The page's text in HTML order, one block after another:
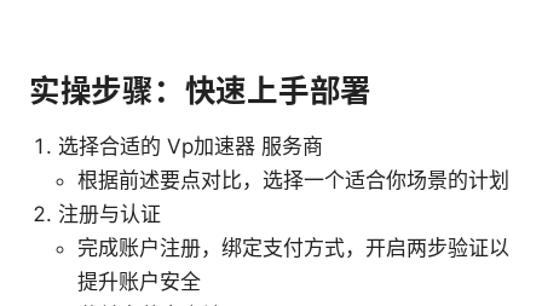
实操步骤：快速上手部署
选择合适的 Vp加速器 服务商
根据前述要点对比，选择一个适合你场景的计划
注册与认证
完成账户注册，绑定支付方式，开启两步验证以
提升账户安全